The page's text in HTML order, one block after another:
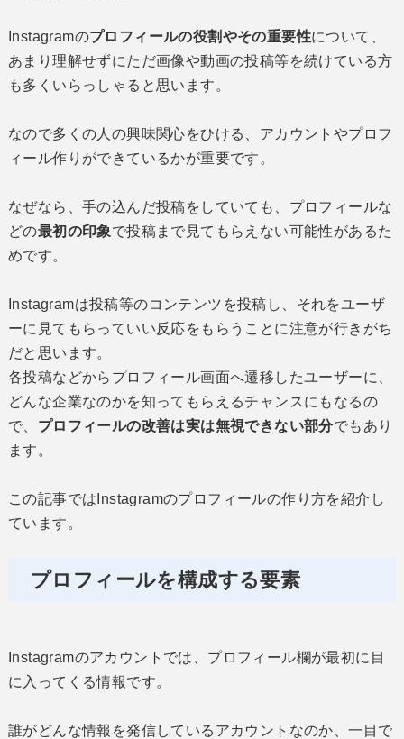
Instagramのプロフィールの役割やその重要性について、
あまり理解せずにただ画像や動画の投稿等を続けている方
も多くいらっしゃると思います。
なので多くの人の興味関心をひける、アカウントやプロフ
ィール作りができているかが重要です。
なぜなら、手の込んだ投稿をしていても、プロフィールな
どの最初の印象で投稿まで見てもらえない可能性があるた
めです。
Instagramは投稿等のコンテンツを投稿し、それをユーザ
ーに見てもらっていい反応をもらうことに注意が行きがち
だと思います。
各投稿などからプロフィール画面へ遷移したユーザーに、
どんな企業なのかを知ってもらえるチャンスにもなるの
で、 プロフィールの改善は実は無視できない部分でもあり
ます。
この記事ではInstagramのプロフィールの作り方を紹介し
ています。
プロフィールを構成する要素
Instagramのアカウントでは、プロフィール欄が最初に目
に入ってくる情報です。
誰がどんな情報を発信しているアカウントなのか、一目で